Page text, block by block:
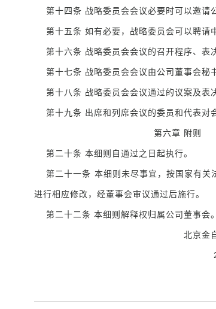
第十四条 战略委员会会议必要时可以邀请
第十五条 如有必要，战略委员会可以聘请
第十六条 战略委员会会议的召开程序、表
第十七条 战略委员会会议由公司董事会秘
第十八条 战略委员会会议通过的议案及表
第十九条 出席和列席会议的委员和代表对
第六章 附则
第二十条 本细则自通过之日起执行。
第二十一条 本细则未尽事宜，按国家有关
进行相应修改，经董事会审议通过后施行。
第二十二条 本细则解释权归属公司董事会。
北京金自天正智能控制
2007年10月